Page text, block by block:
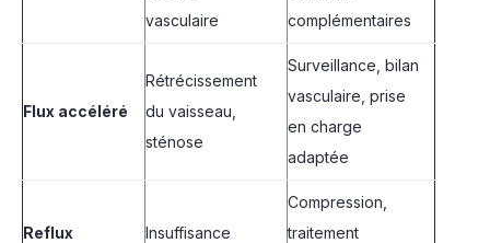
vasculaire
complémentaires
Flux accéléré
Rétrécissement
du vaisseau,
sténose
Surveillance, bilan
vasculaire, prise
en charge
adaptée
Reflux
Insuffisance
Compression,
traitement